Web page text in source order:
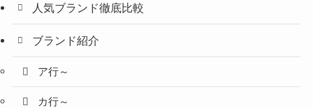
人気ブランド徹底比較
ブランド紹介
ア行～
カ行～